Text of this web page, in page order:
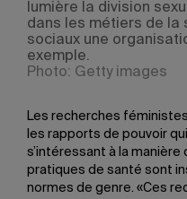
lumière la division
dans les métiers de la
sociaux une
exemple.
Photo: Getty images
Les recherches
les rapports de pouvoir
s’intéressant à la
pratiques de santé sont
normes de genre. «Ces